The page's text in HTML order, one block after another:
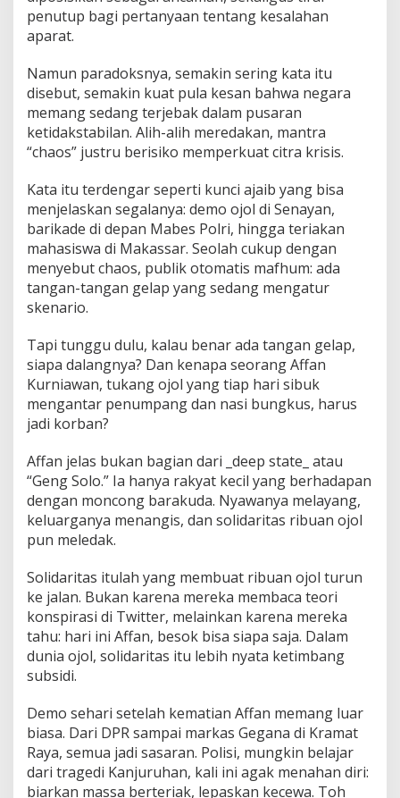
penutup bagi pertanyaan tentang kesalahan
aparat.
Namun paradoksnya, semakin sering kata itu
disebut, semakin kuat pula kesan bahwa negara
memang sedang terjebak dalam pusaran
ketidakstabilan. Alih-alih meredakan, mantra
“chaos” justru berisiko memperkuat citra krisis.
Kata itu terdengar seperti kunci ajaib yang bisa
menjelaskan segalanya: demo ojol di Senayan,
barikade di depan Mabes Polri, hingga teriakan
mahasiswa di Makassar. Seolah cukup dengan
menyebut chaos, publik otomatis mafhum: ada
tangan-tangan gelap yang sedang mengatur
skenario.
Tapi tunggu dulu, kalau benar ada tangan gelap,
siapa dalangnya? Dan kenapa seorang Affan
Kurniawan, tukang ojol yang tiap hari sibuk
mengantar penumpang dan nasi bungkus, harus
jadi korban?
Affan jelas bukan bagian dari _deep state_ atau
“Geng Solo.” Ia hanya rakyat kecil yang berhadapan
dengan moncong barakuda. Nyawanya melayang,
keluarganya menangis, dan solidaritas ribuan ojol
pun meledak.
Solidaritas itulah yang membuat ribuan ojol turun
ke jalan. Bukan karena mereka membaca teori
konspirasi di Twitter, melainkan karena mereka
tahu: hari ini Affan, besok bisa siapa saja. Dalam
dunia ojol, solidaritas itu lebih nyata ketimbang
subsidi.
Demo sehari setelah kematian Affan memang luar
biasa. Dari DPR sampai markas Gegana di Kramat
Raya, semua jadi sasaran. Polisi, mungkin belajar
dari tragedi Kanjuruhan, kali ini agak menahan diri:
biarkan massa berteriak, lepaskan kecewa. Toh